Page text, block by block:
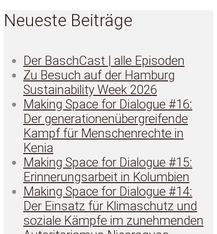
Neueste Beiträge
Der BaschCast | alle Episoden
Zu Besuch auf der Hamburg
Sustainability Week 2026
Making Space for Dialogue #16:
Der generationenübergreifende
Kampf für Menschenrechte in
Kenia
Making Space for Dialogue #15:
Erinnerungsarbeit in Kolumbien
Making Space for Dialogue #14:
Der Einsatz für Klimaschutz und
soziale Kämpfe im zunehmenden